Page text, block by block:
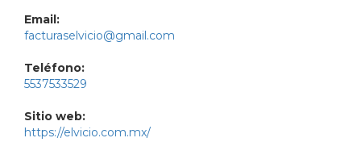
Email:
facturaselvicio@gmail.com
Teléfono:
5537533529
Sitio web:
https://elvicio.com.mx/